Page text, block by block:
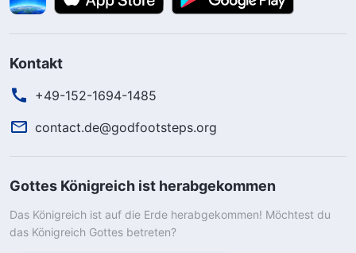
Kontakt
+49-152-1694-1485
contact.de@godfootsteps.org
Gottes Königreich ist herabgekommen
Das Königreich ist auf die Erde herabgekommen! Möchtest du
das Königreich Gottes betreten?